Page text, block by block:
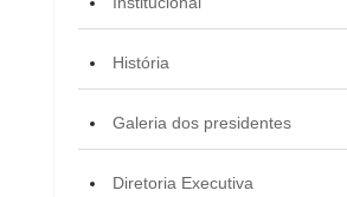
História
Galeria dos presidentes
Diretoria Executiva